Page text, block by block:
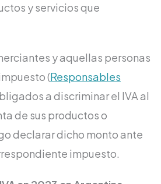
y servicios que
y aquellas personas
(Responsables
a discriminar el IVA al
de sus productos o
declarar dicho monto ante
impuesto.